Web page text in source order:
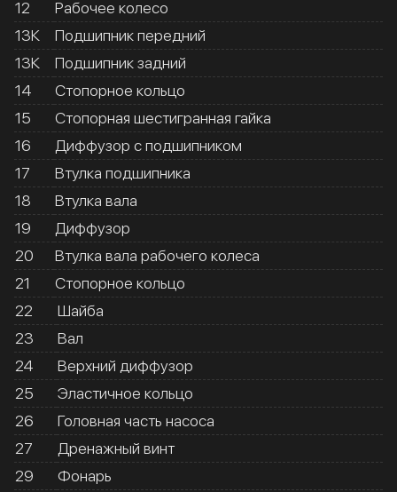
12
Рабочее колесо
13К
Подшипник передний
13К
Подшипник задний
14
Стопорное кольцо
15
Стопорная шестигранная гайка
16
Диффузор с подшипником
17
Втулка подшипника
18
Втулка вала
19
Диффузор
20
Втулка вала рабочего колеса
21
Стопорное кольцо
22
Шайба
23
Вал
24
Верхний диффузор
25
Эластичное кольцо
26
Головная часть насоса
27
Дренажный винт
29
Фонарь